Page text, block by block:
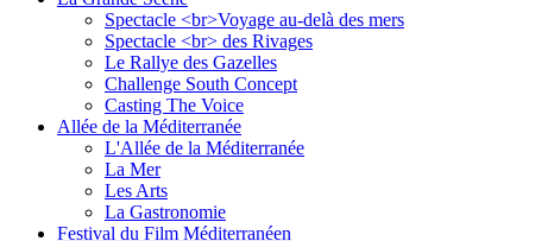
Spectacle <br>Voyage au-delà des mers
Spectacle <br> des Rivages
Le Rallye des Gazelles
Challenge South Concept
Casting The Voice
Allée de la Méditerranée
L'Allée de la Méditerranée
La Mer
Les Arts
La Gastronomie
Festival du Film Méditerranéen